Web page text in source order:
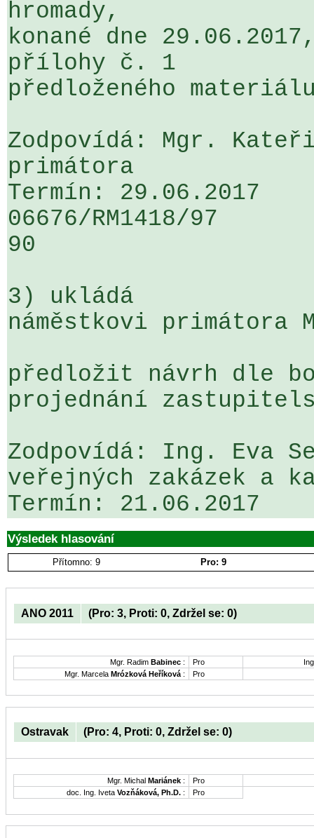
hromady,
konané dne
přílohy č. 1
předloženého
Zodpovídá: Mgr.
primátora
Termín: 29.06.2017
06676/RM1418/
90
3) ukládá
náměstkovi primátora
předložit návrh dle
projednání
Zodpovídá: Ing. Eva
veřejných zakázek a
Výsledek hlasování
Přítomno: 9 Pro: 9
ANO 2011 (Pro: 3, Proti: 0, Zdržel se: 0)
Mgr. Radim Babinec : Pro
Mgr. Marcela Mrózková Heříková : Pro
Ostravak (Pro: 4, Proti: 0, Zdržel se: 0)
Mgr. Michal Mariánek :
Pro
doc. Ing. Iveta Vozňáková, Ph.D. : Pro